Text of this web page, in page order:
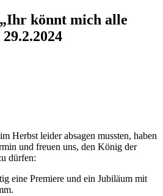
könnt mich alle
Herbst leider absagen mussten, haben
und freuen uns, den König der
dürfen:
eine Premiere und ein Jubiläum mit